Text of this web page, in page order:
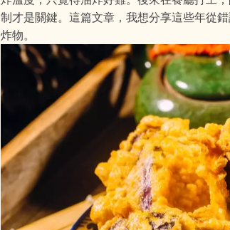
制才是關鍵。這篇文章，我想分享這些年從
炸物。